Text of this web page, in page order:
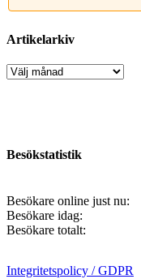
Artikelarkiv
Artikelarkiv
Besökstatistik
Besökare online just nu:
Besökare idag:
Besökare totalt:
Integritetspolicy / GDPR